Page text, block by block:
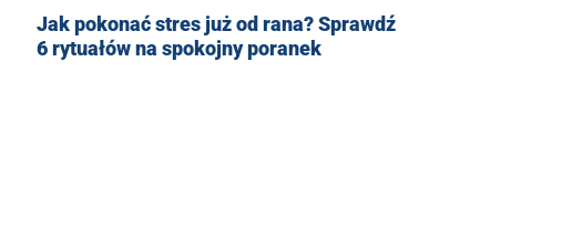
Jak pokonać stres już od rana? Sprawdź
6 rytuałów na spokojny poranek